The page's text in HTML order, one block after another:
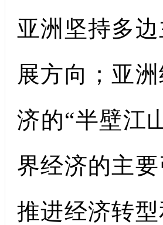
亚洲坚持多
展方向；亚
济的“半壁江
界经济的主
推进经济转